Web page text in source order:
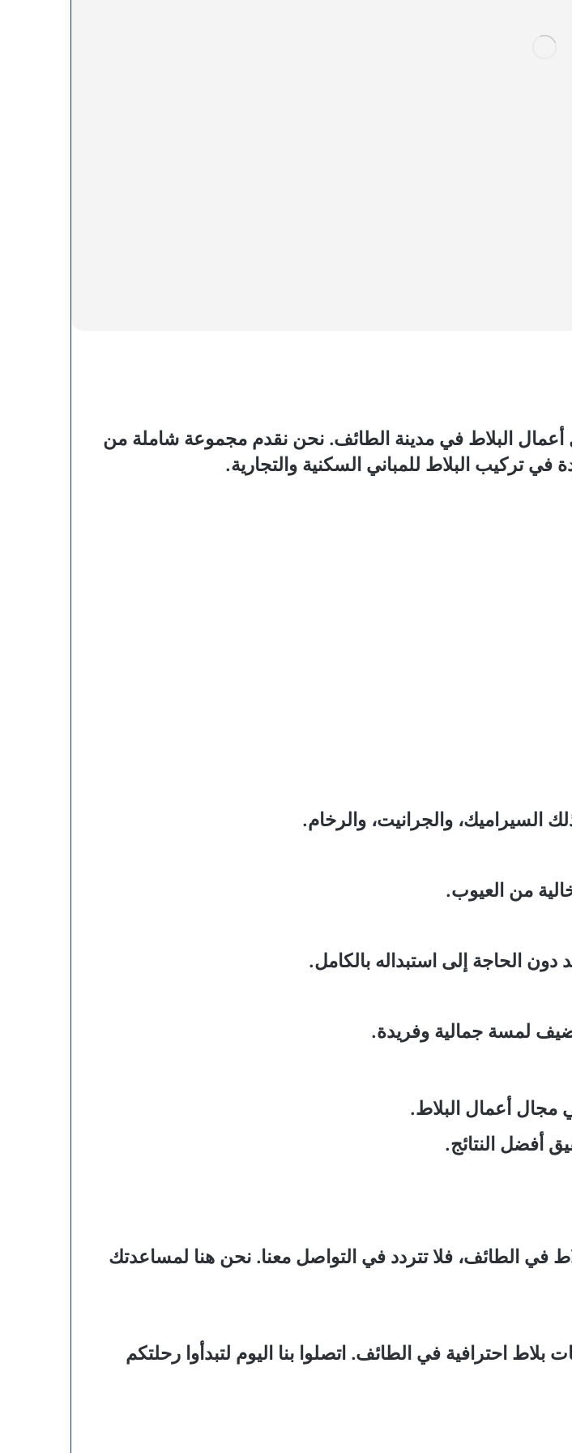
أعمال البلاط في مدينة الطائف. نحن نقدم مجموعة شاملة من
تركيب البلاط للمباني السكنية والتجارية.
السيراميك، والجرانيت، والرخام.
من العيوب.
دون الحاجة إلى استبداله بالكامل.
لمسة جمالية وفريدة.
مجال أعمال البلاط.
أفضل النتائج.
الطائف، فلا تتردد في التواصل معنا. نحن هنا لمساعدتك
احترافية في الطائف. اتصلوا بنا اليوم لتبدأوا رحلتكم